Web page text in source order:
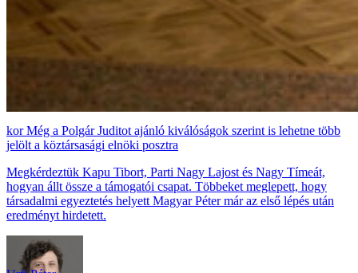
Még a Polgár Juditot ajánló kiválóságok szerint is lehetne több
jelölt a köztársasági elnöki posztra
Megkérdeztük Kapu Tibort, Parti Nagy Lajost és Nagy Tímeát,
hogyan állt össze a támogatói csapat. Többeket meglepett, hogy
társadalmi egyeztetés helyett Magyar Péter már az első lépés után
eredményt hirdetett.